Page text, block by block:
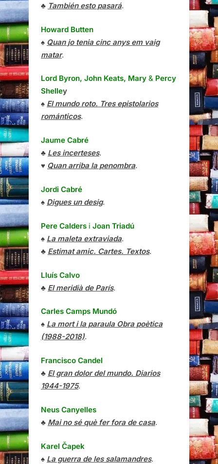
♣ También esto pasará.
Howard Butten
♠ Quan jo tenia cinc anys em vaig
matar.
Lord Byron, John Keats, Mary & Percy
Shelley
♠ El mundo roto. Tres epistolarios
románticos.
Jaume Cabré
♣ Les incerteses.
♥ Quan arriba la penombra.
Jordi Cabré
♠ Digues un desig.
Pere Calders i Joan Triadú
♠ La maleta extraviada.
♣ Estimat amic. Cartes. Textos.
Lluís Calvo
♣ El meridià de París.
Carles Camps Mundó
♠ La mort i la paraula Obra poètica
(1988-2018).
Francisco Candel
♣ El gran dolor del mundo. Diarios
1944-1975.
Neus Canyelles
♣ Mai no sé què fer fora de casa.
Karel Čapek
♠ La guerra de les salamandres.